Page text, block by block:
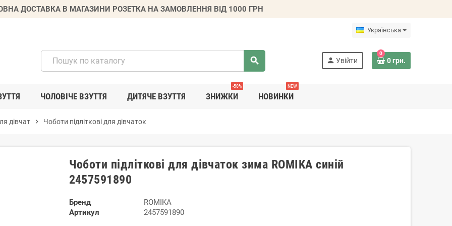
ДОСТАВКА В МАГАЗИНИ РОЗЕТКА НА ЗАМОВЛЕННЯ ВІД 1000 ГРН
Українська
search person Увійти
0
0 грн.
ЧОЛОВІЧЕ ВЗУТТЯ ДИТЯЧЕ ВЗУТТЯ ЗНИЖКИ
-50%
НОВИНКИ
NEW
дівчат chevron_right Чоботи підліткові для дівчаток
Чоботи підліткові для дівчаток зима ROMIKA синій
2457591890
Бренд
ROMIKA
Артикул
2457591890